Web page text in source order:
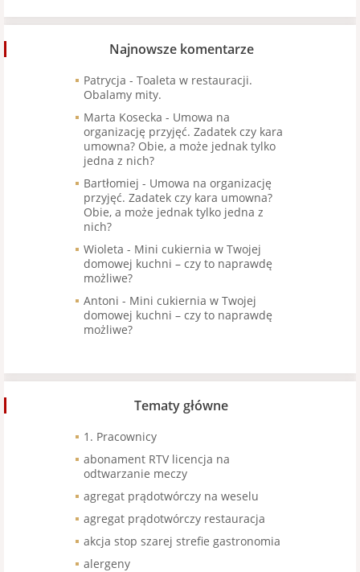
Najnowsze komentarze
Patrycja - Toaleta w restauracji.
Obalamy mity.
Marta Kosecka - Umowa na
organizację przyjęć. Zadatek czy kara
umowna? Obie, a może jednak tylko
jedna z nich?
Bartłomiej - Umowa na organizację
przyjęć. Zadatek czy kara umowna?
Obie, a może jednak tylko jedna z
nich?
Wioleta - Mini cukiernia w Twojej
domowej kuchni – czy to naprawdę
możliwe?
Antoni - Mini cukiernia w Twojej
domowej kuchni – czy to naprawdę
możliwe?
Tematy główne
1. Pracownicy
abonament RTV licencja na
odtwarzanie meczy
agregat prądotwórczy na weselu
agregat prądotwórczy restauracja
akcja stop szarej strefie gastronomia
alergeny